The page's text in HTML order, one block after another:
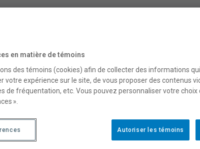
communication de
Description Horaire - Été 2026
en matière de témoins
des témoins (cookies) afin de collecter des informations
votre expérience sur le site, de vous proposer des contenus
de fréquentation, etc. Vous pouvez personnaliser votre choix
».
Autoriser les témoins